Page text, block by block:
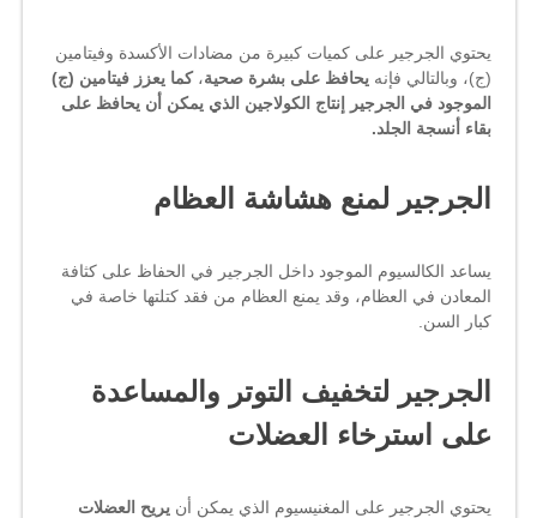
يحتوي الجرجير على كميات كبيرة من مضادات الأكسدة وفيتامين
(ج)، وبالتالي فإنه يحافظ على بشرة صحية،كما يعزز فيتامين (ج)
الموجود في الجرجير إنتاج الكولاجين الذي يمكن أن يحافظ على
بقاء أنسجة الجلد.
الجرجير لمنع هشاشة العظام
يساعد الكالسيوم الموجود داخل الجرجير في الحفاظ على كثافة
المعادن في العظام، وقد يمنع العظام من فقد كتلتها خاصة في
كبار السن.
الجرجير لتخفيف التوتر والمساعدة
على استرخاء العضلات
يحتوي الجرجير على المغنيسيوم الذي يمكن أن يريح العضلات